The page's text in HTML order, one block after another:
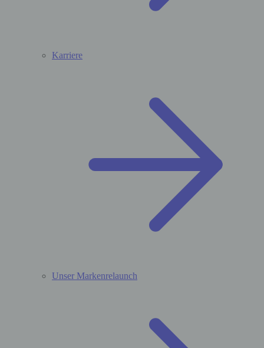
Karriere
Unser Markenrelaunch